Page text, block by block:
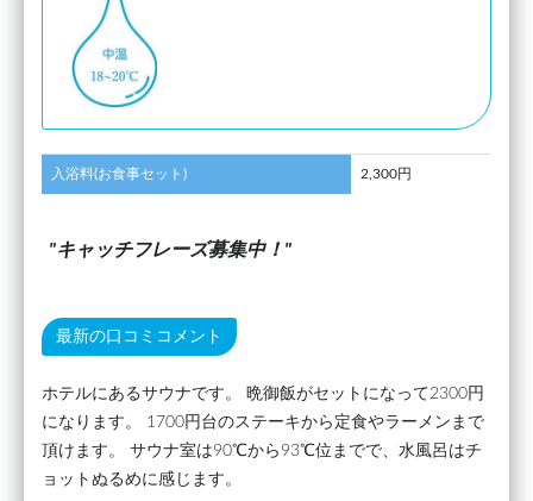
入浴料(お食事セット) 2,300円
キャッチフレーズ募集中！
最新の口コミコメント
ホテルにあるサウナです。 晩御飯がセットになって2300円
になります。 1700円台のステーキから定食やラーメンまで
頂けます。 サウナ室は90℃から93℃位までで、水風呂はチ
ョットぬるめに感じます。